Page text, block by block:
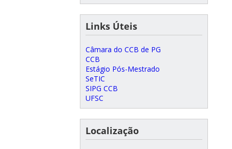
Links Úteis
Câmara do CCB de PG
CCB
Estágio Pós-Mestrado
SeTIC
SIPG CCB
UFSC
Localização